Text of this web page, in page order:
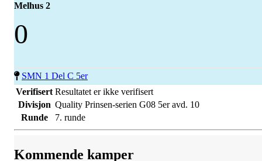
Melhus 2
0
SMN 1 Del C 5er
Verifisert Resultatet er ikke verifisert
Divisjon Quality Prinsen-serien G08 5er avd. 10
Runde
7. runde
Kommende kamper